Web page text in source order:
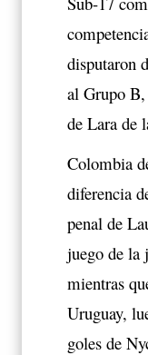
disputaron
al Grupo
de Lara de
Colombia
diferencia
penal de
juego de la
mientras
Uruguay,
goles de